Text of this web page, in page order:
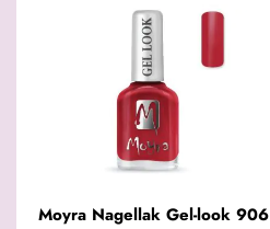
Moyra Nagellak Gel-look 906